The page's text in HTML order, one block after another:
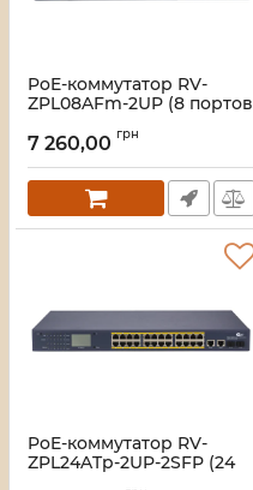
PoE-коммутатор RV-
ZPL08AFm-2UP (8 портов
дисплеем
Артикул:A000282
7 260,00 грн
PoE-коммутатор RV-
ZPL24ATp-2UP-2SFP (24